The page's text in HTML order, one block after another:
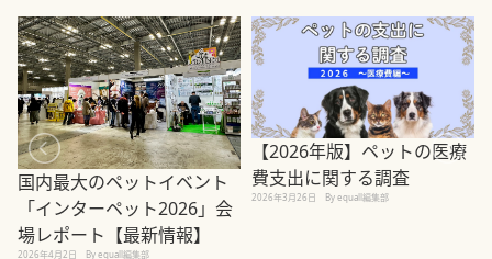
国内最大のペットイベント
「インターペット2026」会
場レポート【最新情報】
2026年4月2日 By equall編集部
【2026年版】ペットの医療
費支出に関する調査
2026年3月26日 By equall編集部